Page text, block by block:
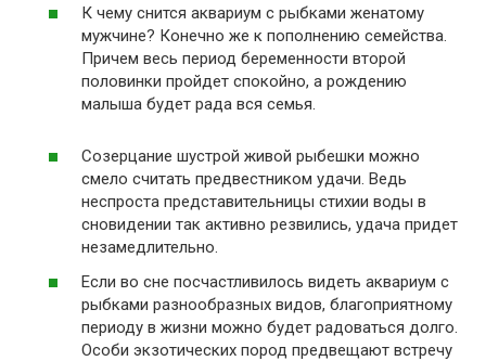
К чему снится аквариум с рыбками женатому
мужчине? Конечно же к пополнению семейства.
Причем весь период беременности второй
половинки пройдет спокойно, а рождению
малыша будет рада вся семья.
Созерцание шустрой живой рыбешки можно
смело считать предвестником удачи. Ведь
неспроста представительницы стихии воды в
сновидении так активно резвились, удача придет
незамедлительно.
Если во сне посчастливилось видеть аквариум с
рыбками разнообразных видов, благоприятному
периоду в жизни можно будет радоваться долго.
Особи экзотических пород предвещают встречу